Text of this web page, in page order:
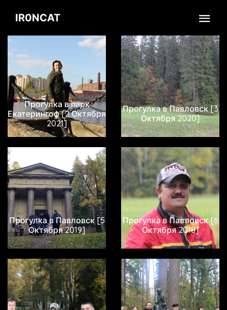
IR0NCAT
Прогулка в парк
Екатерингоф [2 Октября
2021]
Прогулка в Павловск [3
Октября 2020]
Прогулка в Павловск [5
Октября 2019]
Прогулка в Павловск [6
Октября 2018]